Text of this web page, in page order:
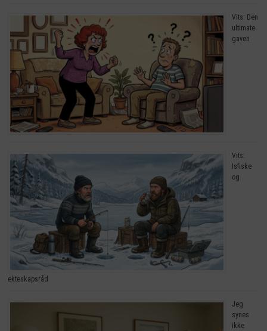
Vits: Den
ultimate
gaven
Vits:
Isfiske
og
ekteskapsråd
Jeg
synes
ikke